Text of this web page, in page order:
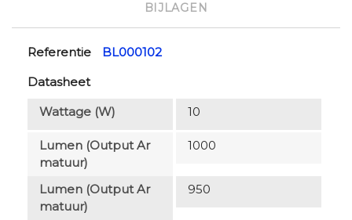
BIJLAGEN
Referentie
BL000102
Datasheet
Wattage (W)
10
Lumen (output Ar
Matuur)
1000
Lumen (output Ar
Matuur)
950